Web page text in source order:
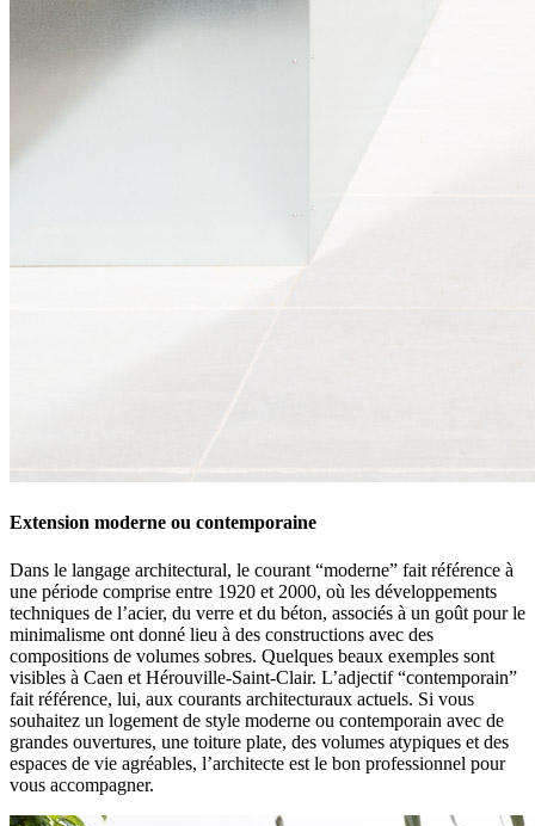
Extension moderne ou contemporaine
Dans le langage architectural, le courant “moderne” fait référence à
une période comprise entre 1920 et 2000, où les développements
techniques de l’acier, du verre et du béton, associés à un goût pour le
minimalisme ont donné lieu à des constructions avec des
compositions de volumes sobres. Quelques beaux exemples sont
visibles à Caen et Hérouville-Saint-Clair. L’adjectif “contemporain”
fait référence, lui, aux courants architecturaux actuels. Si vous
souhaitez un logement de style moderne ou contemporain avec de
grandes ouvertures, une toiture plate, des volumes atypiques et des
espaces de vie agréables, l’architecte est le bon professionnel pour
vous accompagner.